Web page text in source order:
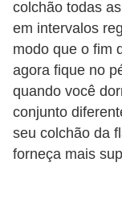
colchão todas
em intervalos
modo que o fim
agora fique no
quando você
conjunto
seu colchão da
forneça mais
n
d
o
m
í
n